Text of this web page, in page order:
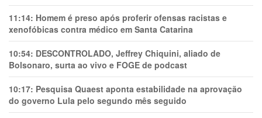
11:14: Homem é preso após proferir ofensas racistas e
xenofóbicas contra médico em Santa Catarina
10:54: DESCONTROLADO, Jeffrey Chiquini, aliado de
Bolsonaro, surta ao vivo e FOGE de podcast
10:17: Pesquisa Quaest aponta estabilidade na aprovação
do governo Lula pelo segundo mês seguido